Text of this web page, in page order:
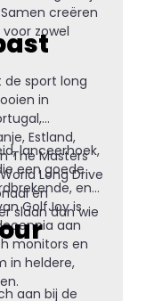
creëren
zowel
de sport long
in
Estland,
The Masters
Long Drive
en
slaan dan wie
lanceerhoek,
een goede
en
GolfJoy is
aan
monitors en
in heldere,
aan bij de